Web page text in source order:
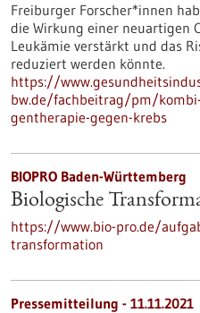
Freiburger Forscher*innen
die Wirkung einer neuartigen
Leukämie verstärkt und das
reduziert werden könnte.
https://
bw.de/fachbeitrag/pm/
gentherapie-gegen-krebs
BIOPRO Baden-Württemberg
Biologische
https://www.bio-pro.de/
transformation
Pressemitteilung - 11.11.2021